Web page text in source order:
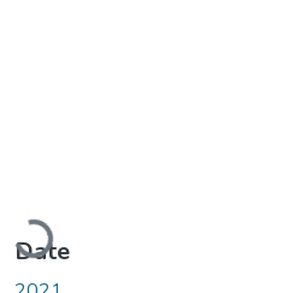
Loading...
Date